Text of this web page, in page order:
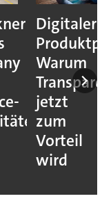
Digitaler
Warum
jetzt
zum
Vorteil
wird